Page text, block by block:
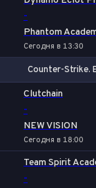
-
Phantom
Сегодня в 13:30
Counter-Strike.
Clutchain
-
NEW VISION
Сегодня в 18:00
Team Spirit
-